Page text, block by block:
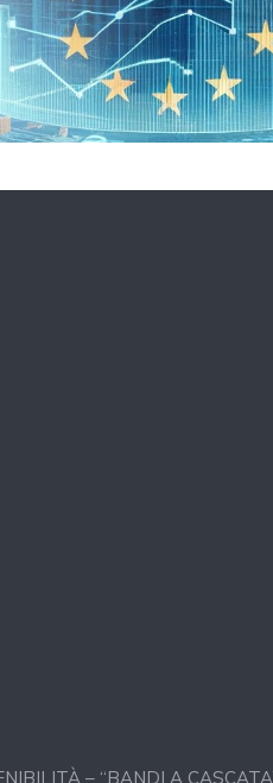
– “BANDI A